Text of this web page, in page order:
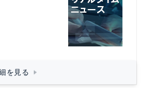
を見る